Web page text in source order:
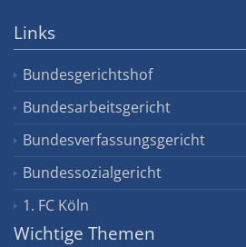
Links
Bundesgerichtshof
Bundesarbeitsgericht
Bundesverfassungsgericht
Bundessozialgericht
1. FC Köln
Wichtige Themen